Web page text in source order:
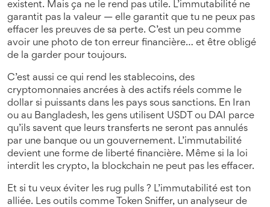
existent. Mais ça ne le rend pas utile. L’immutabilité ne
garantit pas la valeur — elle garantit que tu ne peux pas
effacer les preuves de sa perte. C’est un peu comme
avoir une photo de ton erreur financière… et être obligé
de la garder pour toujours.
C’est aussi ce qui rend les stablecoins, des
cryptomonnaies ancrées à des actifs réels comme le
dollar si puissants dans les pays sous sanctions. En Iran
ou au Bangladesh, les gens utilisent USDT ou DAI parce
qu’ils savent que leurs transferts ne seront pas annulés
par une banque ou un gouvernement. L’immutabilité
devient une forme de liberté financière. Même si la loi
interdit les crypto, la blockchain ne peut pas les effacer.
Et si tu veux éviter les rug pulls ? L’immutabilité est ton
alliée. Les outils comme Token Sniffer, un analyseur de